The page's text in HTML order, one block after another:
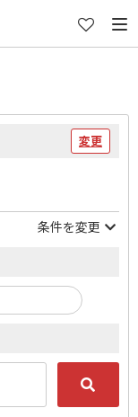
変更
条件を変更